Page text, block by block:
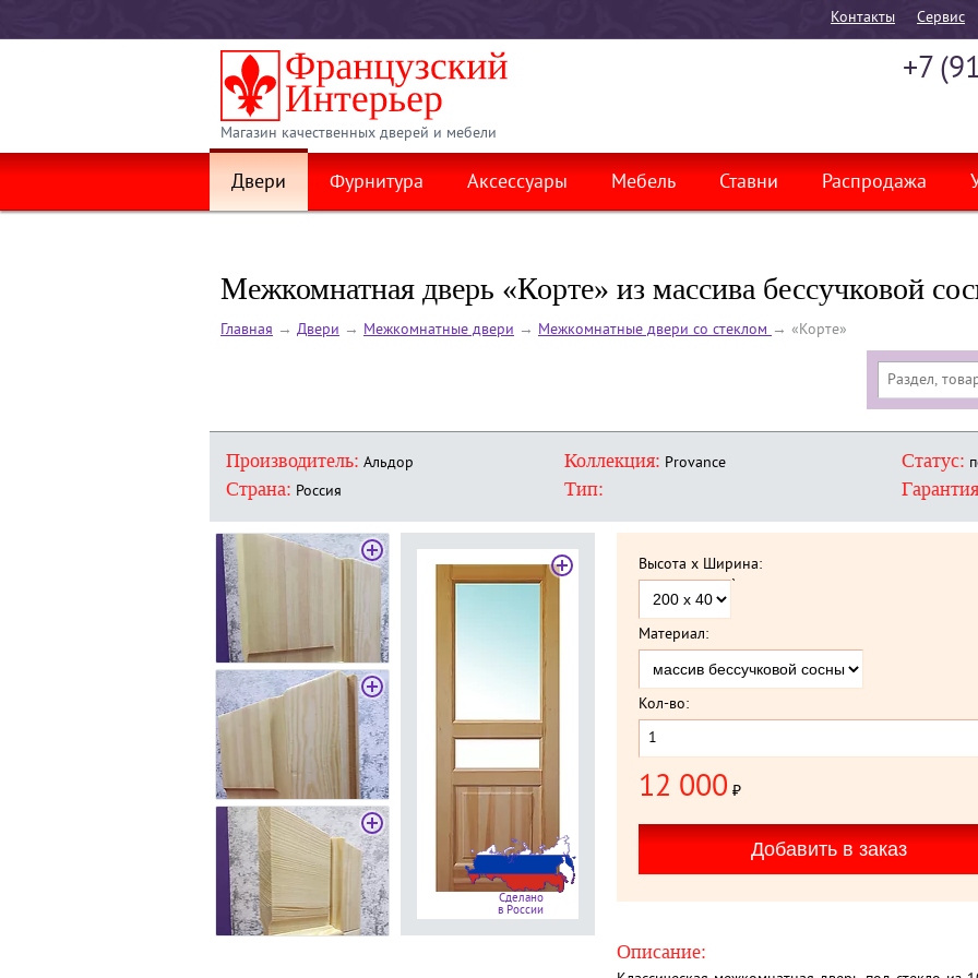
Контакты Cервис
Магазин качественных дверей и мебели
+7
Двери Фурнитура Аксессуары Мебель Ставни Распродажа
Межкомнатная дверь «Корте» из массива бессучковой
Главная → Двери → Межкомнатные двери → Межкомнатные двери со стеклом → «Корте»
Производитель: Альдор Коллекция: Provance Статус:
Страна: Россия Тип:
Сделано
в России
Высота x Ширина:
Материал:
Кол-во:
`
12 000 ₽
Описание: